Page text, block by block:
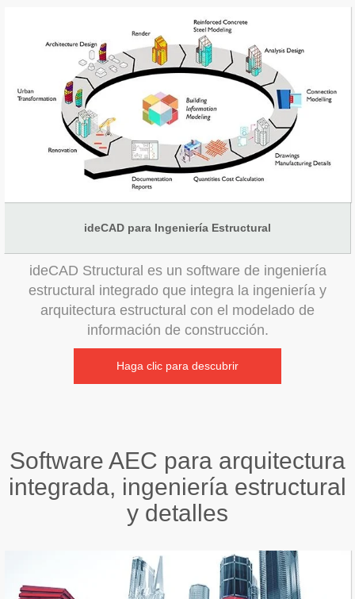
ideCAD para Ingeniería Estructural
ideCAD Structural es un software de ingeniería
estructural integrado que integra la ingeniería y
arquitectura estructural con el modelado de
información de construcción.
Haga clic para descubrir
Software AEC para arquitectura
integrada, ingeniería estructural
y detalles